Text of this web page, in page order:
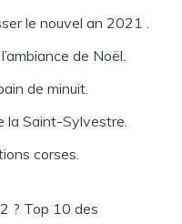
le nouvel an 2021 .
de Noël.
de minuit.
la Saint-Sylvestre.
corses.
? Top 10 des